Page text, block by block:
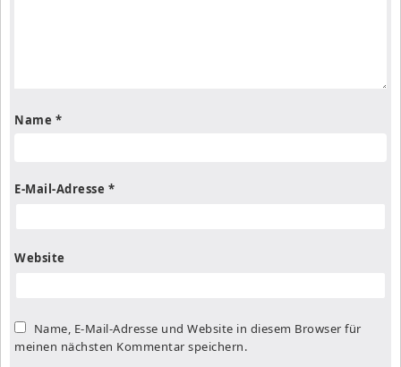
Name *
E-Mail-Adresse *
Website
Name, E-Mail-Adresse und Website in diesem Browser für
meinen nächsten Kommentar speichern.